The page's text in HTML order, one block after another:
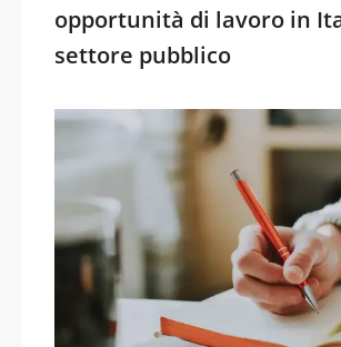
opportunità di lavoro in
settore pubblico